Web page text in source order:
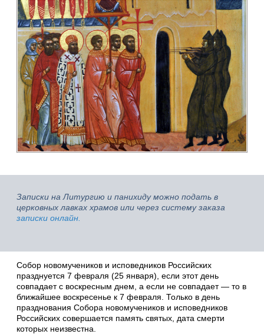
Записки на Литургию и панихиду можно подать в
церковных лавках храмов или через систему заказа
записки онлайн.
Собор новомучеников и исповедников Российских
празднуется 7 февраля (25 января), если этот день
совпадает с воскресным днем, а если не совпадает ― то в
ближайшее воскресенье к 7 февраля. Только в день
празднования Собора новомучеников и исповедников
Российских совершается память святых, дата смерти
которых неизвестна.